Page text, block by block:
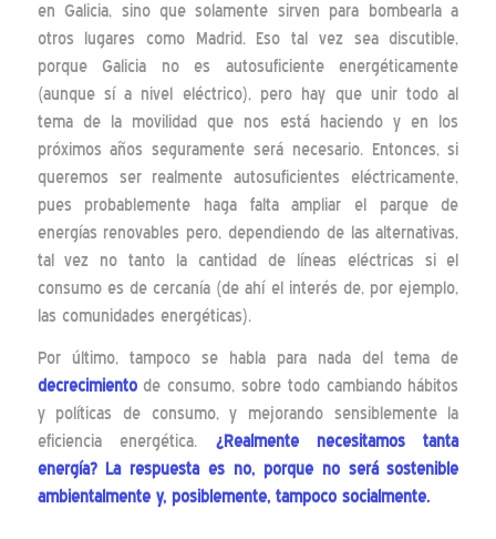
en Galicia, sino que solamente sirven para bombearla a
otros lugares como Madrid. Eso tal vez sea discutible,
porque Galicia no es autosuficiente energéticamente
(aunque sí a nivel eléctrico), pero hay que unir todo al
tema de la movilidad que nos está haciendo y en los
próximos años seguramente será necesario. Entonces, si
queremos ser realmente autosuficientes eléctricamente,
pues probablemente haga falta ampliar el parque de
energías renovables pero, dependiendo de las alternativas,
tal vez no tanto la cantidad de líneas eléctricas si el
consumo es de cercanía (de ahí el interés de, por ejemplo,
las comunidades energéticas).
Por último, tampoco se habla para nada del tema de
decrecimientode consumo, sobre todo cambiando hábitos
y políticas de consumo, y mejorando sensiblemente la
eficiencia energética. ¿Realmente necesitamos tanta
energía? La respuesta es no, porque no será sostenible
ambientalmente y, posiblemente, tampoco socialmente.